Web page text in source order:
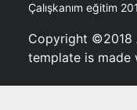
Çalışkanım eğitim
Copyright ©2018
template is made